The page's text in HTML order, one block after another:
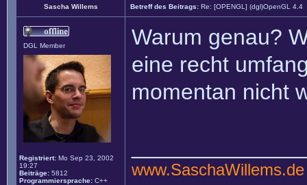
Sascha Willems Betreff des Beitrags: Re: [OPENGL] (dgl)OpenGL 4.4
DGL Member
Registriert: Mo Sep 23, 2002
19:27
Beiträge: 5812
Programmiersprache: C++
Warum genau?
eine recht
momentan nicht
www.SaschaWillems.de